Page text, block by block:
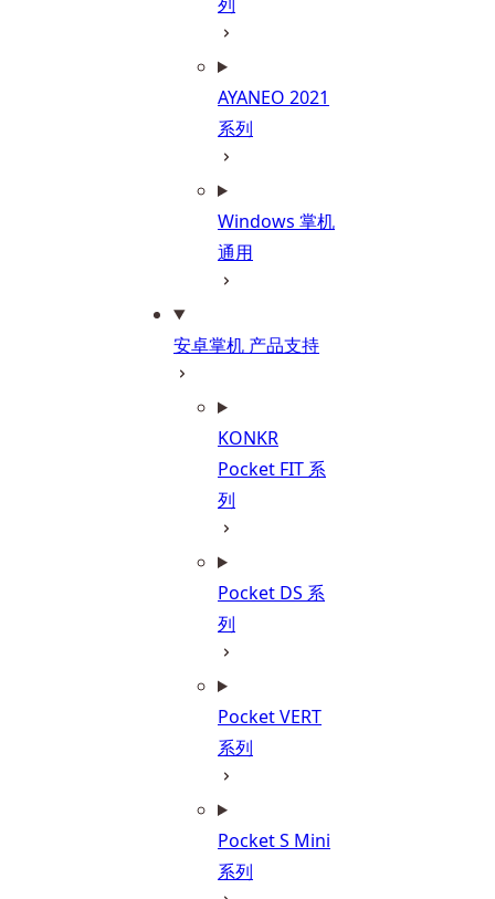
AYANEO 2021
系列
Windows 掌机
通用
安卓掌机 产品支持
KONKR
Pocket FIT 系
列
Pocket DS 系
列
Pocket VERT
系列
Pocket S Mini
系列